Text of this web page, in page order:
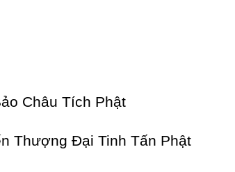
Châu Tích Phật
Thượng Đại Tinh Tấn Phật